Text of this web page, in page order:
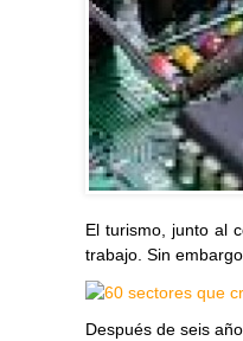
El turismo, junto al
trabajo. Sin
Después de seis